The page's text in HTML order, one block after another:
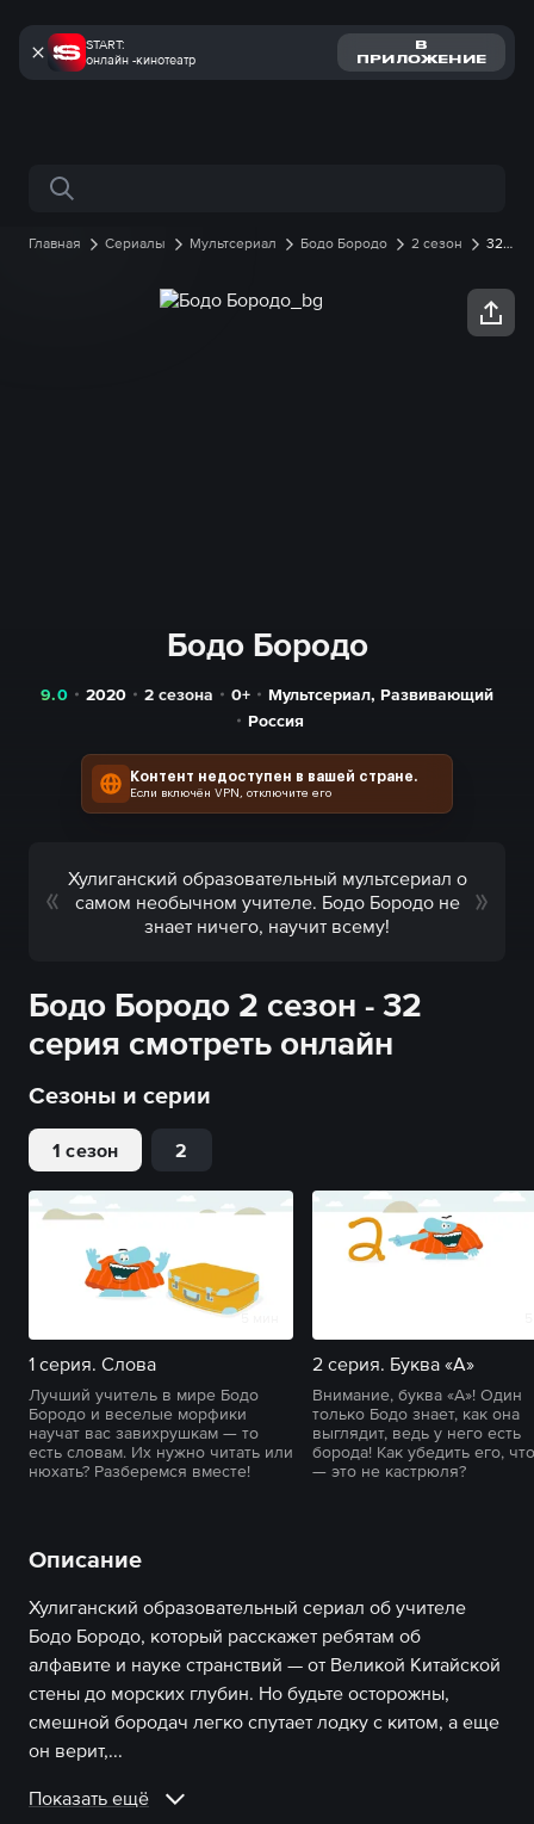
START:
онлайн -кинотеатр
В
ПРИЛОЖЕНИЕ
Поиск по сайту
Главная Сериалы Мультсериал Бодо Бородо 2 сезон
32
Бодо Бородо
9.0 2020 2 сезона 0+ Мультсериал, Развивающий
Россия
Контент недоступен в вашей стране.
Если включён VPN, отключите его
Хулиганский образовательный мультсериал о
самом необычном учителе. Бодо Бородо не
знает ничего, научит всему!
Бодо Бородо 2 сезон - 32
серия смотреть онлайн
Сезоны и серии
1 сезон 2
1 серия. Слова
Лучший учитель в мире Бодо
Бородо и веселые морфики
научат вас завихрушкам — то
есть словам. Их нужно читать или
нюхать? Разберемся вместе!
2 серия. Буква «А»
Внимание, буква «А»! Один
только Бодо знает, как она
выглядит, ведь у него есть
борода! Как убедить его,
— это не кастрюля?
Описание
Хулиганский образовательный сериал об учителе
Бодо Бородо, который расскажет ребятам об
алфавите и науке странствий — от Великой Китайской
стены до морских глубин. Но будьте осторожны,
смешной бородач легко спутает лодку с китом, а еще
он верит,...
Показать ещё